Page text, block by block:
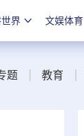
界 文娱体育
题 教育